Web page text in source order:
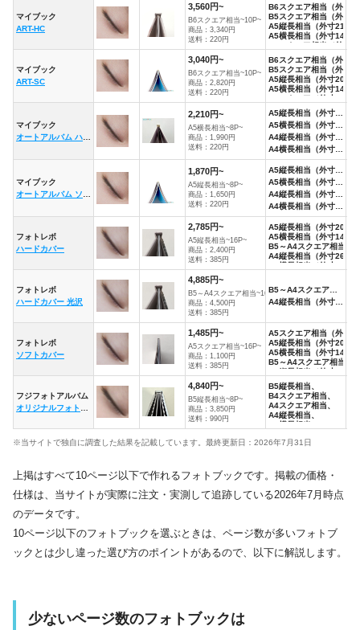
マイブック
ART-HC
3,560円~
B6スクエア相当~10P~
商品：3,340円
送料：220円
B6スクエア相当（外寸
B5スクエア相当（外寸
A5縦長相当（外寸
A5横長相当（外寸
A4スクエア相当（外寸
B5縦長相当（外寸
B5横長相当（外寸
B4スクエア相当（外寸
A4縦長（外寸
A4横長（外寸
A3スクエア相当（外寸
マイブック
ART-SC
3,040円~
B6スクエア相当~10P~
商品：2,820円
送料：220円
B6スクエア相当（外寸
B5スクエア相当（外寸
A5縦長相当（外寸
A5横長相当（外寸
A4スクエア（外寸
B5縦長相当（外寸
B5横長相当（外寸
B4スクエア相当（外寸
A4縦長相当（外寸
A4横長相当（外寸
マイブック
オートアルバム ハードカバー
2,210円~
A5横長相当~8P~
商品：1,990円
送料：220円
A5横長相当（外寸150×214mm）、
A4縦長相当（外寸292×214mm）、
A4横長相当（外寸214×292mm）
マイブック
オートアルバム ソフトカバー
1,870円~
A5縦長相当~8P~
商品：1,650円
送料：220円
A5横長相当（外寸143×208mm）、
A4縦長相当（外寸285×208mm）、
A4横長相当（外寸208×285mm）
フォトレボ
ハードカバー
2,785円~
A5縦長相当~16P~
商品：2,400円
送料：385円
A5縦長相当（外寸
A5横長相当（外寸
B5～A4スクエア相当（
A4縦長相当（外寸
A4横長相当（外寸
フォトレボ
ハードカバー 光沢
4,885円~
B5～A4スクエア相当~16P~
商品：4,500円
送料：385円
A4縦長相当（外寸268×200mm）
フォトレボ
ソフトカバー
1,485円~
A5スクエア相当~16P~
商品：1,100円
送料：385円
A5スクエア相当（外寸
A5縦長相当（外寸
A5横長相当（外寸
B5～A4スクエア相当（
A4縦長相当（外寸
A4横長相当（外寸
フジフォトアルバム
オリジナルフォトアルバム
4,840円~
B5縦長相当~8P~
商品：3,850円
送料：990円
B5縦長相当、
B4スクエア相当、
A4スクエア相当、
A4縦長相当、
A4横長相当、
※当サイトで独自に調査した結果を記載しています。最終更新日：2026年7月31日
上掲はすべて10ページ以下で作れるフォトブックです。掲載の価格・
仕様は、当サイトが実際に注文・実測して追跡している2026年7月時点
のデータです。
10ページ以下のフォトブックを選ぶときは、ページ数が多いフォトブ
ックとは少し違った選び方のポイントがあるので、以下に解説します。
少ないページ数のフォトブックは